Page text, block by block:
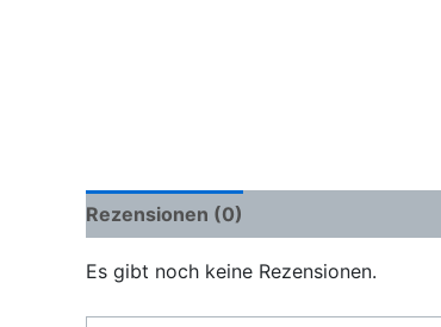
Rezensionen (0)
Es gibt noch keine Rezensionen.